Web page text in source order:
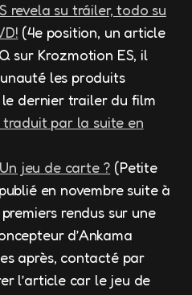
revela su tráiler, todo su
(4e position, un article
sur Krozmotion ES, il
les produits
le dernier trailer du film
par la suite en
jeu de carte ? (Petite
en novembre suite à
rendus sur une
d’Ankama
après, contacté par
l’article car le jeu de